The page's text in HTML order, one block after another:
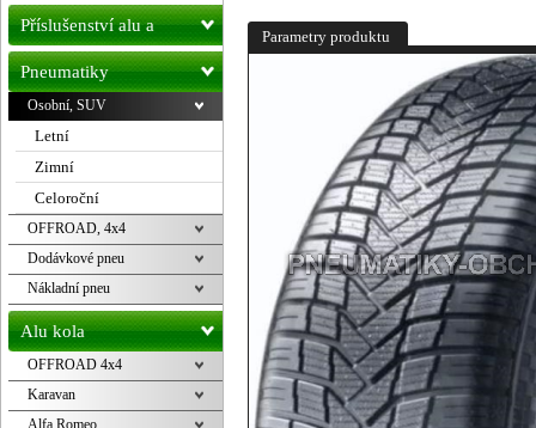
Parametry produktu
Příslušenství alu a
pneu
Pneumatiky
Osobní, SUV
Letní
Zimní
Celoroční
OFFROAD, 4x4
Dodávkové pneu
Nákladní pneu
Alu kola
OFFROAD 4x4
Karavan
Alfa Romeo